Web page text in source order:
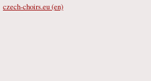
czech-choirs.eu (en)